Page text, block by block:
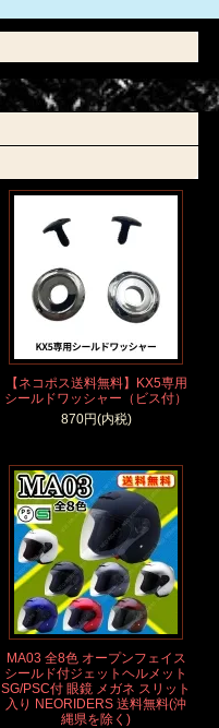
【ネコポス送料無料】KX5専用
シールドワッシャー（ビス付）
870円(内税)
MA03 全8色 オープンフェイス
シールド付ジェットヘルメット
SG/PSC付 眼鏡 メガネ スリット
入り NEORIDERS 送料無料(沖
縄県を除く)